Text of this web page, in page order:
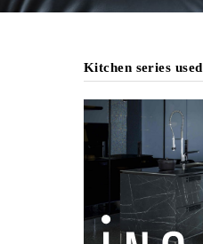
Kitchen series used